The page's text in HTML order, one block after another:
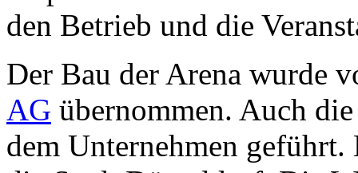
den Betrieb und die
Der Bau der Arena wurde
AG übernommen. Auch
dem Unternehmen